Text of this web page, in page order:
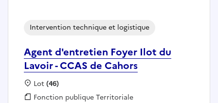
Agent d'entretien Foyer Ilot du
Lavoir - CCAS de Cahors
Intervention technique et logistique
Localisation :
Lot(46)
Fonction publique :
Fonction publique Territoriale